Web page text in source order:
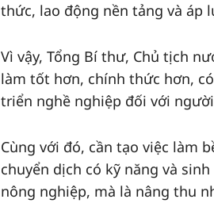
thức, lao động nền tảng và áp
Vì vậy, Tổng Bí thư, Chủ tịch
làm tốt hơn, chính thức hơn,
triển nghề nghiệp đối với
Cùng với đó, cần tạo việc làm
chuyển dịch có kỹ năng và
nông nghiệp, mà là nâng thu